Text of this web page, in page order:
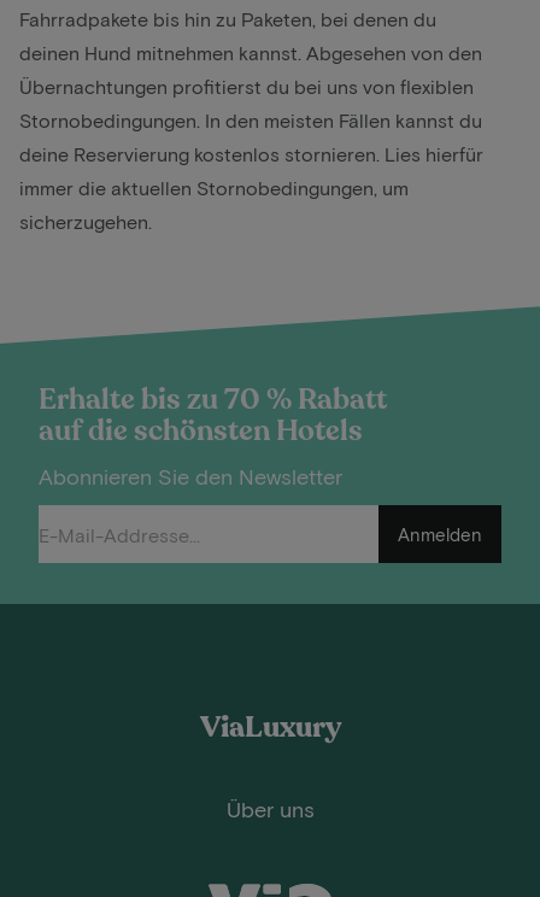
Fahrradpakete bis hin zu Paketen, bei denen du
deinen Hund mitnehmen kannst . Abgesehen von den
Übernachtungen profitierst du bei uns von flexiblen
Stornobedingungen. In den meisten Fällen kannst du
deine Reservierung kostenlos stornieren. Lies hierfür
immer die aktuellen Stornobedingungen, um
sicherzugehen.
Erhalte bis zu 70 % Rabatt
auf die schönsten Hotels
Abonnieren Sie den Newsletter
Anmelden
ViaLuxury
Über uns